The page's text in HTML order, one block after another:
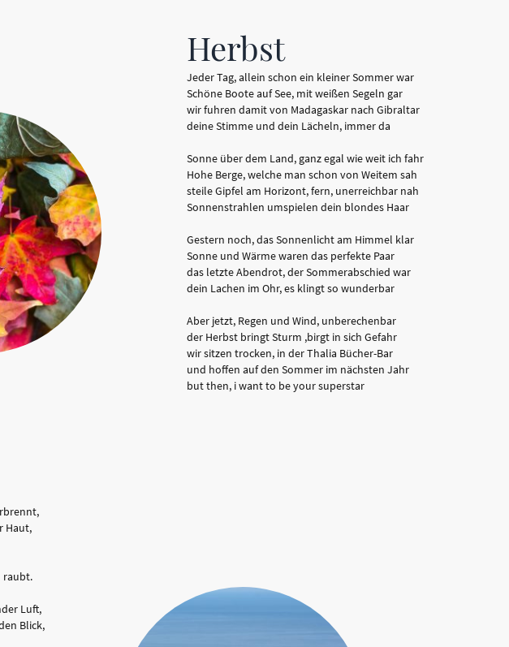
Herbst
Jeder Tag, allein schon ein kleiner Sommer war
Schöne Boote auf See, mit weißen Segeln gar
wir fuhren damit von Madagaskar nach Gibraltar
deine Stimme und dein Lächeln, immer da
Sonne über dem Land, ganz egal wie weit ich fahr
Hohe Berge, welche man schon von Weitem sah
steile Gipfel am Horizont, fern, unerreichbar nah
Sonnenstrahlen umspielen dein blondes Haar
Gestern noch, das Sonnenlicht am Himmel klar
Sonne und Wärme waren das perfekte Paar
das letzte Abendrot, der Sommerabschied war
dein Lachen im Ohr, es klingt so wunderbar
Aber jetzt, Regen und Wind, unberechenbar
der Herbst bringt Sturm ,birgt in sich Gefahr
wir sitzen trocken, in der Thalia Bücher-Bar
und hoffen auf den Sommer im nächsten Jahr
but then, i want to be your superstar
Haut,
raubt.
Luft,
Blick,